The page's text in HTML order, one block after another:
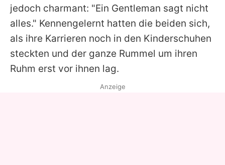
jedoch charmant: "Ein Gentleman sagt nicht
alles." Kennengelernt hatten die beiden sich,
als ihre Karrieren noch in den Kinderschuhen
steckten und der ganze Rummel um ihren
Ruhm erst vor ihnen lag.
Anzeige